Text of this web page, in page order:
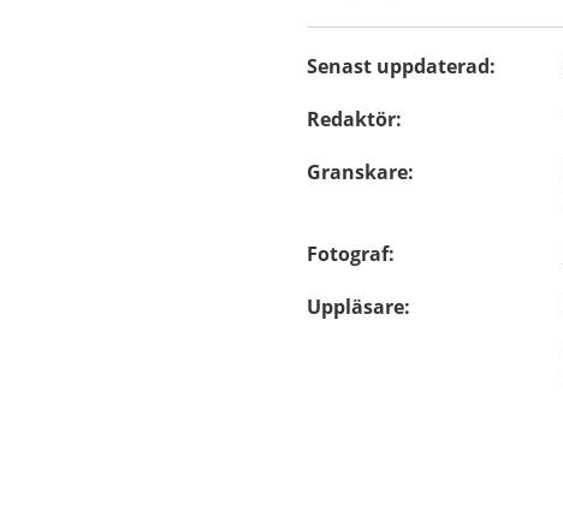
Senast uppdaterad:
Redaktör:
Granskare:
Fotograf:
Uppläsare: